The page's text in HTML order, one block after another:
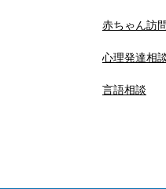
赤ちゃん訪
心理発達相
言語相談